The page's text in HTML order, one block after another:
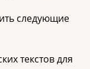
следующие
текстов для